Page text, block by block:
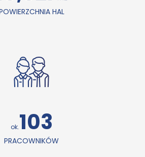
HAL
ok.105
PRACOWNIKÓW